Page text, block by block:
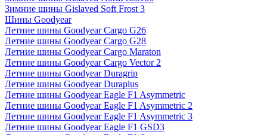
Зимние шины Gislaved Soft Frost 3
Шины Goodyear
Летние шины Goodyear Cargo G26
Летние шины Goodyear Cargo G28
Летние шины Goodyear Cargo Maraton
Летние шины Goodyear Cargo Vector 2
Летние шины Goodyear Duragrip
Летние шины Goodyear Duraplus
Летние шины Goodyear Eagle F1 Asymmetric
Летние шины Goodyear Eagle F1 Asymmetric 2
Летние шины Goodyear Eagle F1 Asymmetric 3
Летние шины Goodyear Eagle F1 GSD3